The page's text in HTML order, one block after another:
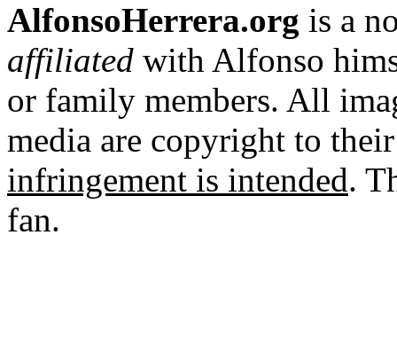
AlfonsoHerrera.org is a
affiliated with Alfonso
or family members. All
media are copyright to
infringement is intended.
fan.